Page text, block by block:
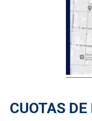
CUOTAS